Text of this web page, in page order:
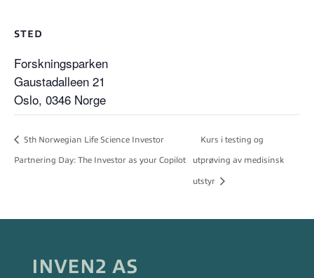
STED
Forskningsparken
Gaustadalleen 21
Oslo, 0346 Norge
5th Norwegian Life Science Investor
Partnering Day: The Investor as your Copilot
Kurs i testing og
utprøving av medisinsk
utstyr
INVEN2 AS